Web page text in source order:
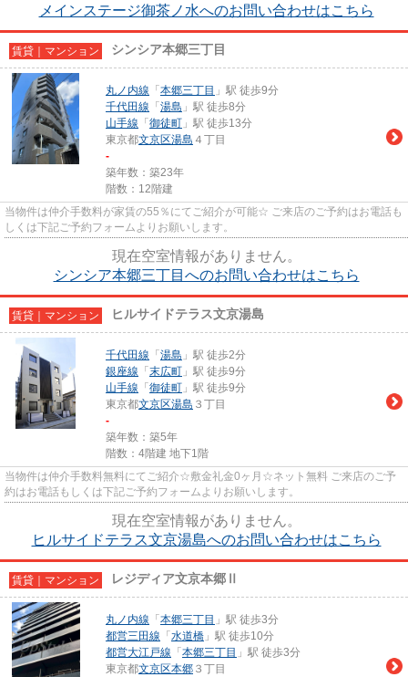
メインステージ御茶ノ水へのお問い合わせはこちら
賃貸｜マンション シンシア本郷三丁目
丸ノ内線 「 本郷三丁目 」駅 徒歩9分
千代田線 「 湯島 」駅 徒歩8分
山手線 「 御徒町 」駅 徒歩13分
東京都文京区湯島 ４丁目
-
築年数：築23年
階数：12階建
当物件は仲介手数料が家賃の55％にてご紹介が可能☆ ご来店のご予約はお電話も
しくは下記ご予約フォームよりお願いします。
現在空室情報がありません。
シンシア本郷三丁目へのお問い合わせはこちら
賃貸｜マンション ヒルサイドテラス文京湯島
千代田線 「 湯島 」駅 徒歩2分
銀座線 「 末広町 」駅 徒歩9分
山手線 「 御徒町 」駅 徒歩9分
東京都文京区湯島 ３丁目
-
築年数：築5年
階数：4階建 地下1階
当物件は仲介手数料無料にてご紹介☆敷金礼金0ヶ月☆ネット無料 ご来店のご予
約はお電話もしくは下記ご予約フォームよりお願いします。
現在空室情報がありません。
ヒルサイドテラス文京湯島へのお問い合わせはこちら
賃貸｜マンション レジディア文京本郷Ⅱ
丸ノ内線 「 本郷三丁目 」駅 徒歩3分
都営三田線 「 水道橋 」駅 徒歩10分
都営大江戸線 「 本郷三丁目 」駅 徒歩3分
東京都文京区本郷 ３丁目